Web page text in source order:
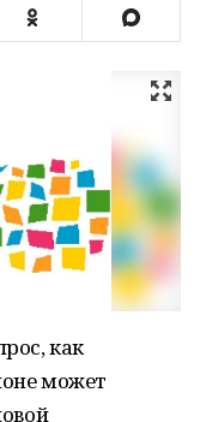
как
может